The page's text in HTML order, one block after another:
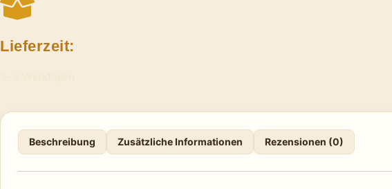
Lieferzeit:
Beschreibung Zusätzliche Informationen Rezensionen (0)